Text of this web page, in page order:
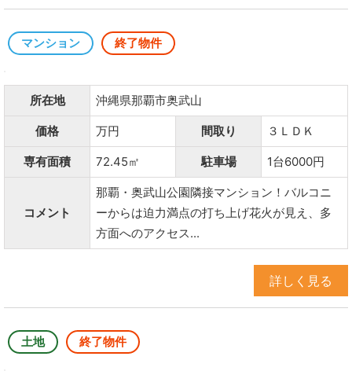
マンション 終了物件
所在地 沖縄県那覇市奥武山
価格 万円 間取り ３ＬＤＫ
専有面積 72.45㎡ 駐車場 1台6000円
コメント
那覇・奥武山公園隣接マンション！バルコニ
ーからは迫力満点の打ち上げ花火が見え、多
方面へのアクセス...
詳しく見る
土地 終了物件